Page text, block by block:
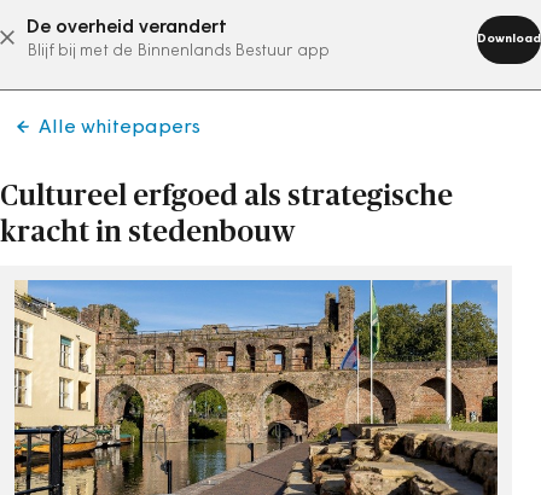
De overheid verandert
Blijf bij met de Binnenlands Bestuur app
Download
abonneer nu
Alle whitepapers
Cultureel erfgoed als strategische
kracht in stedenbouw